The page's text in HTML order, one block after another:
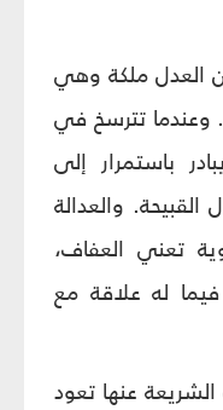
العدل ملكة وهي
وعندما تترسخ في
باستمرار إلى
القبيحة. والعدالة
تعني العفاف،
له علاقة مع
عنها تعود